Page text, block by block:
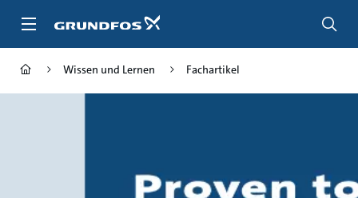
Inhalt
Wissen und Lernen Fachartikel